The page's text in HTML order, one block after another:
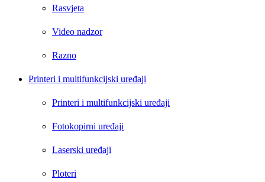
Rasvjeta
Video nadzor
Razno
Printeri i multifunkcijski uređaji
Printeri i multifunkcijski uređaji
Fotokopirni uređaji
Laserski uređaji
Ploteri